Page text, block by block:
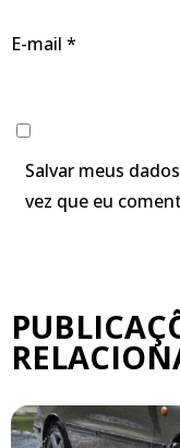
E-mail *
Salvar meus
vez que eu